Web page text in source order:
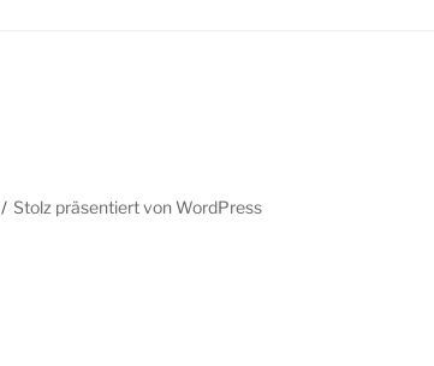
Stolz präsentiert von WordPress